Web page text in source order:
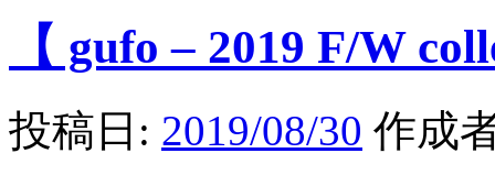
【 gufo – 2019 F/W
投稿日: 2019/08/30 作成